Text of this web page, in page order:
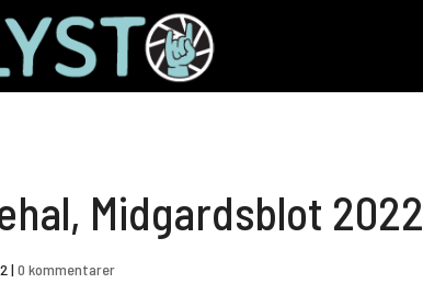
Midgardsblot 2022
| 0 kommentarer